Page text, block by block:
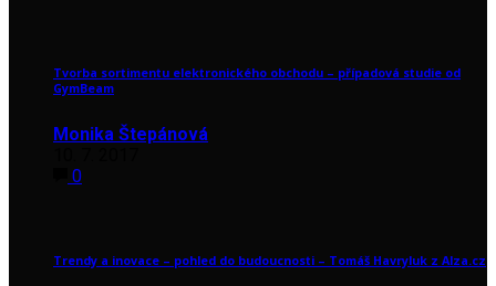
Tvorba sortimentu elektronického obchodu – případová studie od
GymBeam
Monika Štepánová
0
Trendy a inovace – pohled do budoucnosti – Tomáš Havryluk z Alza.cz